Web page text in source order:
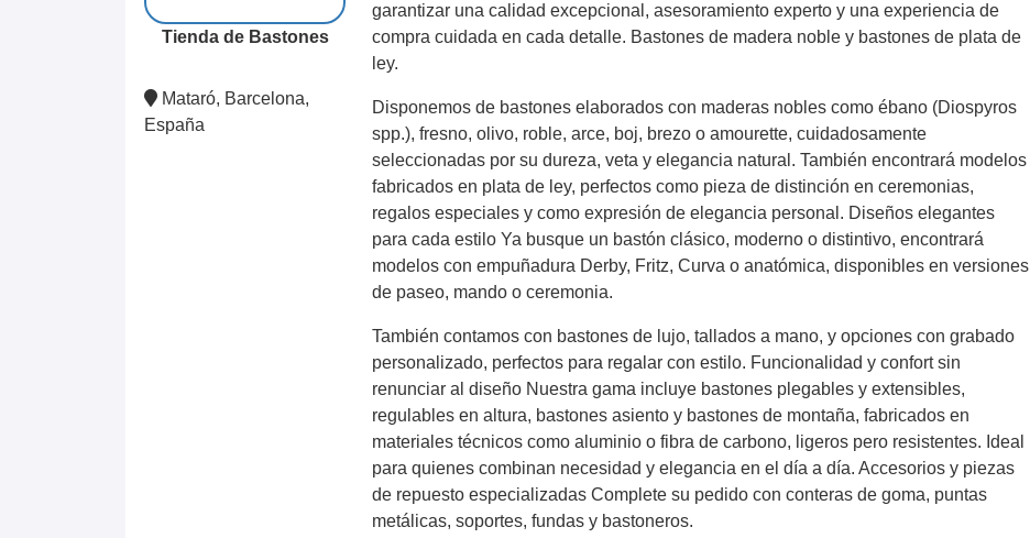
Tienda de Bastones
Mataró, Barcelona,
España
garantizar una calidad excepcional, asesoramiento experto y una experiencia de
compra cuidada en cada detalle. Bastones de madera noble y bastones de plata de
ley.
Disponemos de bastones elaborados con maderas nobles como ébano (Diospyros
spp.), fresno, olivo, roble, arce, boj, brezo o amourette, cuidadosamente
seleccionadas por su dureza, veta y elegancia natural. También encontrará modelos
fabricados en plata de ley, perfectos como pieza de distinción en ceremonias,
regalos especiales y como expresión de elegancia personal. Diseños elegantes
para cada estilo Ya busque un bastón clásico, moderno o distintivo, encontrará
modelos con empuñadura Derby, Fritz, Curva o anatómica, disponibles en versiones
de paseo, mando o ceremonia.
También contamos con bastones de lujo, tallados a mano, y opciones con grabado
personalizado, perfectos para regalar con estilo. Funcionalidad y confort sin
renunciar al diseño Nuestra gama incluye bastones plegables y extensibles,
regulables en altura, bastones asiento y bastones de montaña, fabricados en
materiales técnicos como aluminio o fibra de carbono, ligeros pero resistentes. Ideal
para quienes combinan necesidad y elegancia en el día a día. Accesorios y piezas
de repuesto especializadas Complete su pedido con conteras de goma, puntas
metálicas, soportes, fundas y bastoneros.